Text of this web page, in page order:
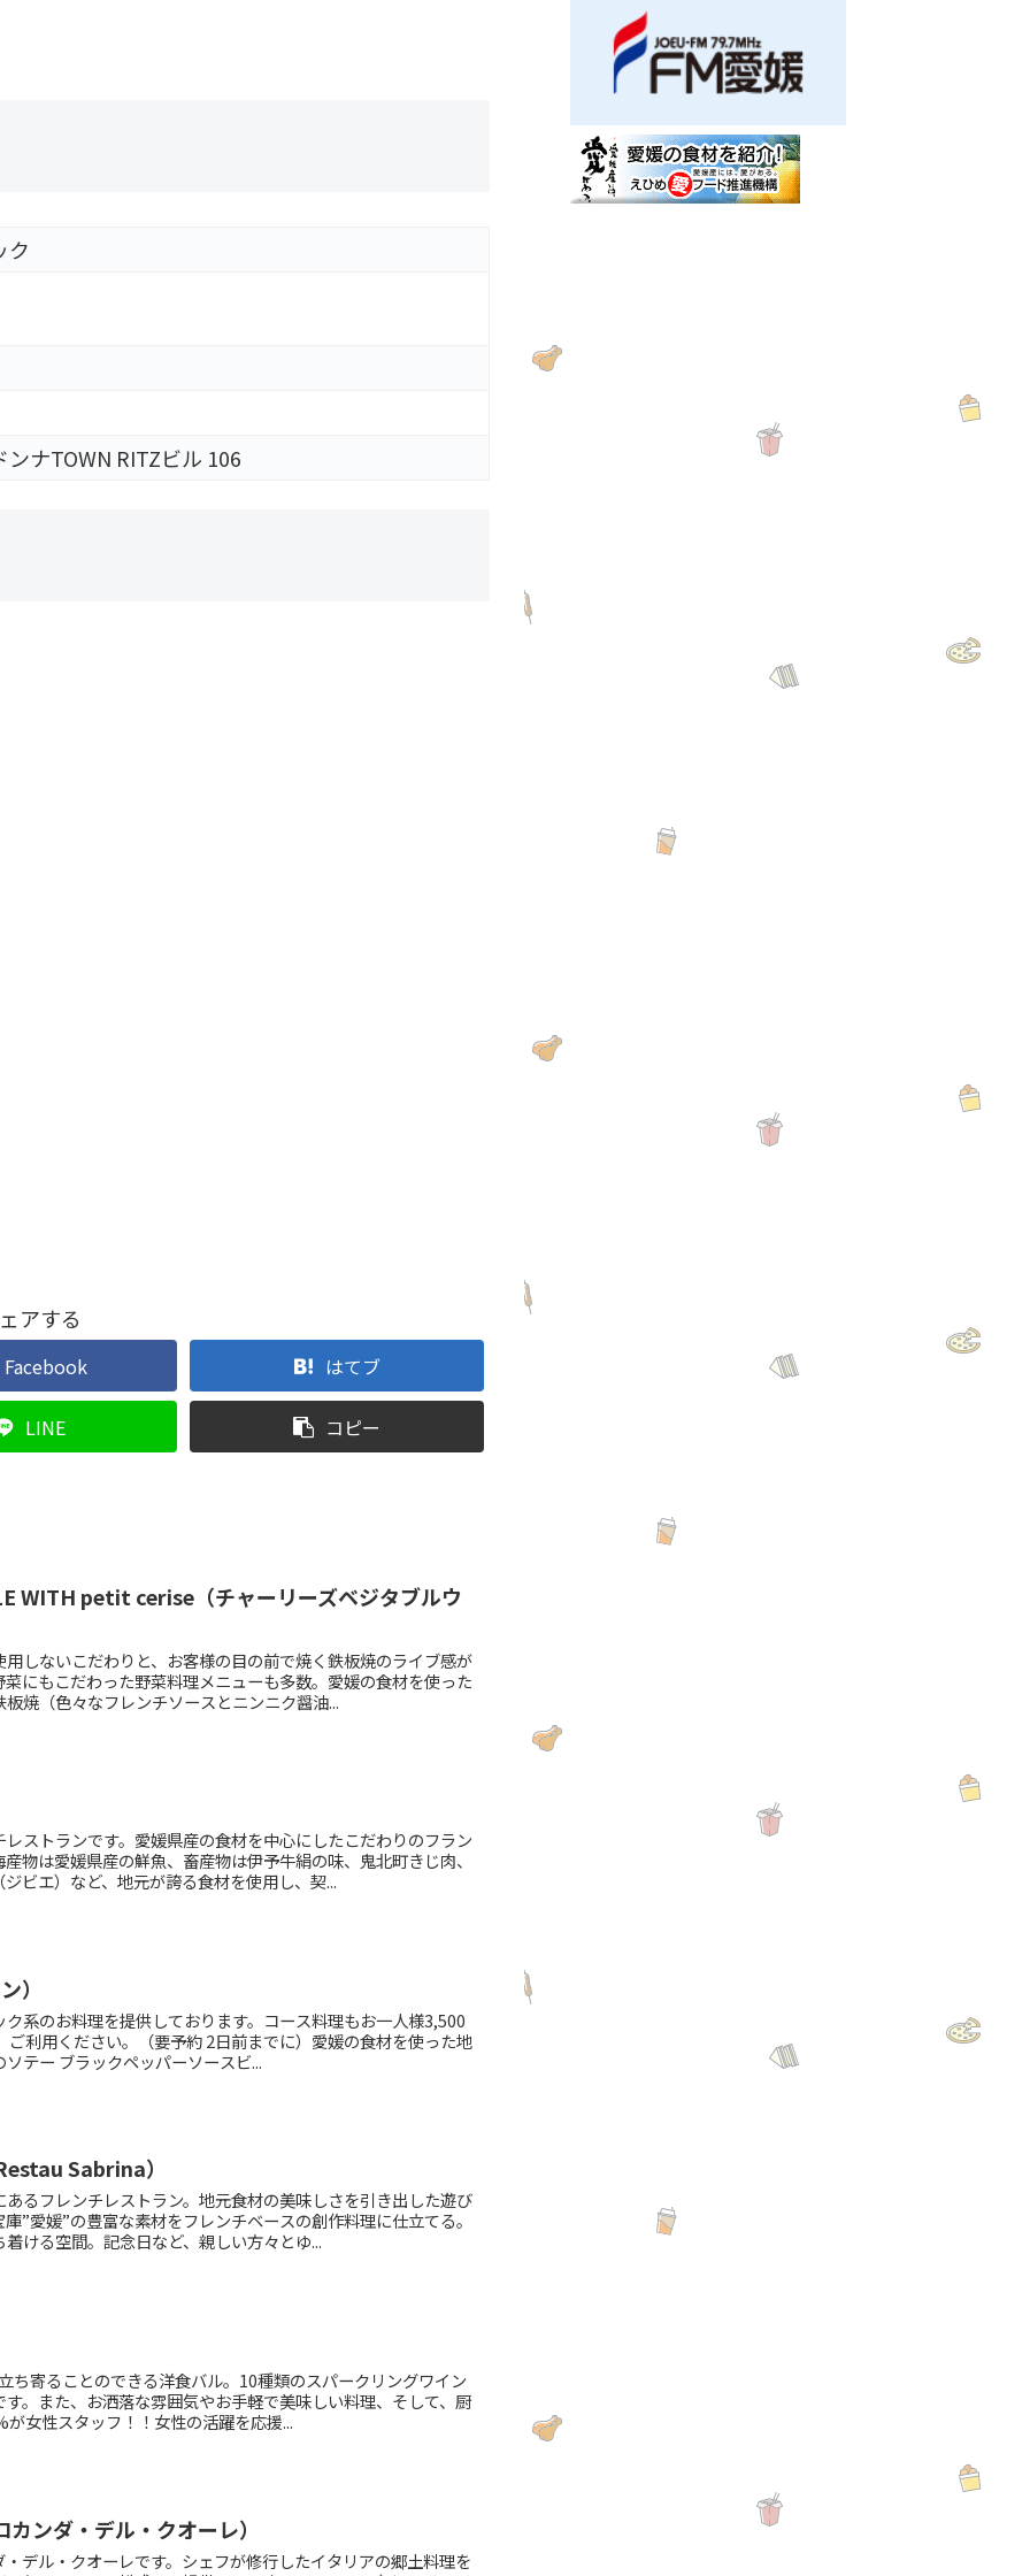
ク
ナTOWN RITZビル 106
アする
Facebook はてブ
LINE コピー
WITH petit cerise（チャーリーズベジタブルウ
しないこだわりと、お客様の目の前で焼く鉄板焼のライブ感が
にもこだわった野菜料理メニューも多数。愛媛の食材を使った
焼（色々なフレンチソースとニンニク醤油...
ストランです。愛媛県産の食材を中心にしたこだわりのフラン
物は愛媛県産の鮮魚、畜産物は伊予牛絹の味、鬼北町きじ肉、
ビエ）など、地元が誇る食材を使用し、契...
）
系のお料理を提供しております。コース料理もお一人様3,500
ご利用ください。（要予約 2日前までに）愛媛の食材を使った地
テー ブラックペッパーソースビ...
Sabrina）
るフレンチレストラン。地元食材の美味しさを引き出した遊び
”愛媛”の豊富な素材をフレンチベースの創作料理に仕立てる。
ける空間。記念日など、親しい方々とゆ...
ち寄ることのできる洋食バル。10種類のスパークリングワイン
。また、お洒落な雰囲気やお手軽で美味しい料理、そして、厨
女性スタッフ！！女性の活躍を応援...
ンダ・デル・クオーレ）
デル・クオーレです。シェフが修行したイタリアの郷土料理を